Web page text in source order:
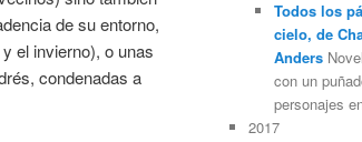
de su entorno,
el invierno), o unas
condenadas a
Todos los
cielo, de
Anders
con un
personajes
2017